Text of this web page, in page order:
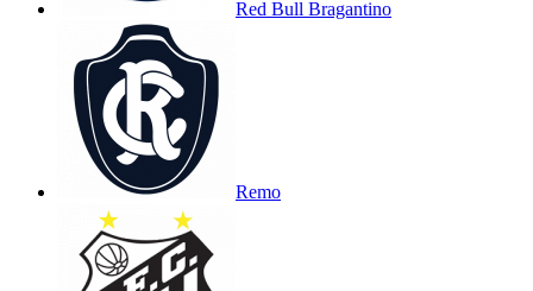
Red Bull Bragantino
Remo